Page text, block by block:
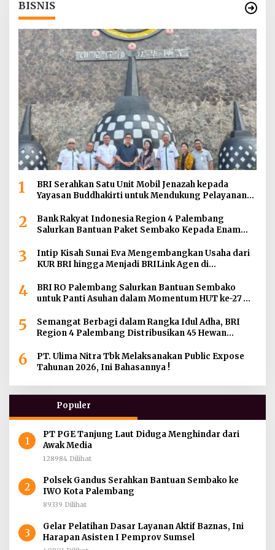
BISNIS
1
BRI Serahkan Satu Unit Mobil Jenazah kepada
Yayasan Buddhakirti untuk Mendukung Pelayanan
2
Bank Rakyat Indonesia Region 4 Palembang
Salurkan Bantuan Paket Sembako Kepada Enam
3
Intip Kisah Sunai Eva Mengembangkan Usaha dari
KUR BRI hingga Menjadi BRILink Agen di
4
BRI RO Palembang Salurkan Bantuan Sembako
untuk Panti Asuhan dalam Momentum HUT ke-27
5
Semangat Berbagi dalam Rangka Idul Adha, BRI
Region 4 Palembang Distribusikan 45 Hewan
Jambi dan Kepulauan Bangka
6
PT. Ulima Nitra Tbk Melaksanakan Public Expose
Tahunan 2026, Ini Bahasannya !
Populer
1
PT PGE Tanjung Laut Diduga Menghindar dari
Awak Media
128984 Dilihat
2
Polsek Gandus Serahkan Bantuan Sembako ke
IWO Kota Palembang
89339 Dilihat
3
Gelar Pelatihan Dasar Layanan Aktif Baznas, Ini
Harapan Asisten I Pemprov Sumsel